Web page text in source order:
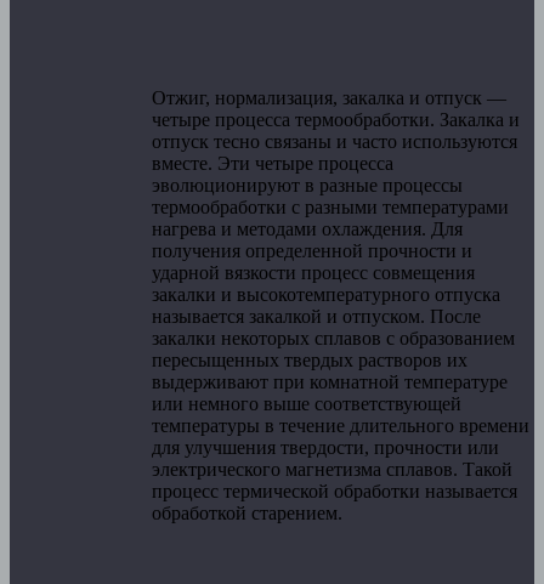
Отжиг, нормализация, закалка и отпуск —
четыре процесса термообработки. Закалка и
отпуск тесно связаны и часто используются
вместе. Эти четыре процесса
эволюционируют в разные процессы
термообработки с разными температурами
нагрева и методами охлаждения. Для
получения определенной прочности и
ударной вязкости процесс совмещения
закалки и высокотемпературного отпуска
называется закалкой и отпуском. После
закалки некоторых сплавов с образованием
пересыщенных твердых растворов их
выдерживают при комнатной температуре
или немного выше соответствующей
температуры в течение длительного времени
для улучшения твердости, прочности или
электрического магнетизма сплавов. Такой
процесс термической обработки называется
обработкой старением.